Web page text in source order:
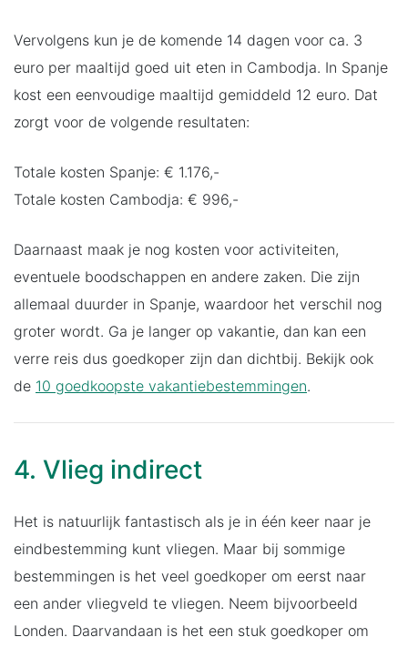
Vervolgens kun je de komende 14 dagen voor ca. 3
euro per maaltijd goed uit eten in Cambodja. In Spanje
kost een eenvoudige maaltijd gemiddeld 12 euro. Dat
zorgt voor de volgende resultaten:
Totale kosten Spanje: € 1.176,-
Totale kosten Cambodja: € 996,-
Daarnaast maak je nog kosten voor activiteiten,
eventuele boodschappen en andere zaken. Die zijn
allemaal duurder in Spanje, waardoor het verschil nog
groter wordt. Ga je langer op vakantie, dan kan een
verre reis dus goedkoper zijn dan dichtbij. Bekijk ook
de 10 goedkoopste vakantiebestemmingen.
4. Vlieg indirect
Het is natuurlijk fantastisch als je in één keer naar je
eindbestemming kunt vliegen. Maar bij sommige
bestemmingen is het veel goedkoper om eerst naar
een ander vliegveld te vliegen. Neem bijvoorbeeld
Londen. Daarvandaan is het een stuk goedkoper om